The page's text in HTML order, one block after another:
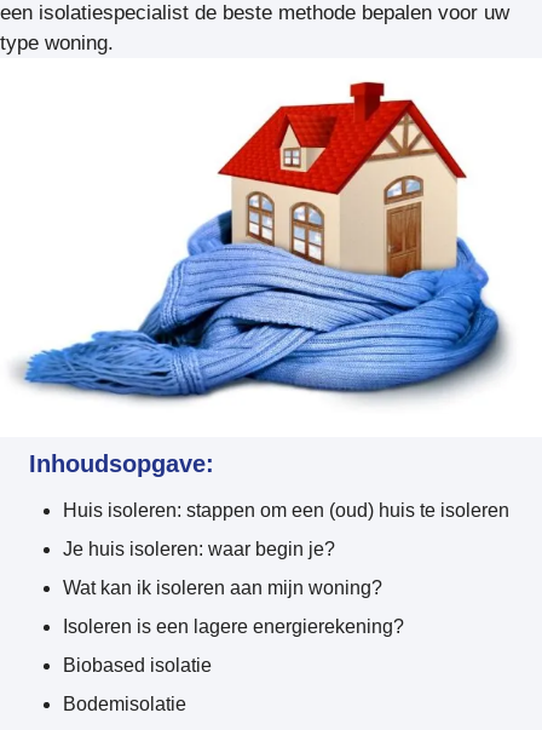
een isolatiespecialist de beste methode bepalen voor uw
type woning.
Inhoudsopgave:
Huis isoleren: stappen om een (oud) huis te isoleren
Je huis isoleren: waar begin je?
Wat kan ik isoleren aan mijn woning?
Isoleren is een lagere energierekening?
Biobased isolatie
Bodemisolatie